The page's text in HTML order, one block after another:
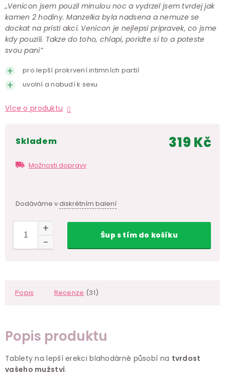
„Venicon jsem pouzil minulou noc a vydrzel jsem tvrdej jak
kamen 2 hodiny. Manzelka byla nadsena a nemuze se
dockat na pristi akci. Venicon je nejlepsi pripravek, co jsme
kdy pouzili. Takze do toho, chlapi, poridte si to a poteste
svou pani”
pro lepší prokrvení intimních partií
uvolní a nabudí k sexu
Více o produktu
skladem
Možnosti dopravy
Dodáváme vdiskrétním balení
319 Kč
Šups tímdo košíku
Popis Recenze (31)
Popis produktu
Tablety na lepší erekci blahodárně působí na tvrdost
vašeho mužství.